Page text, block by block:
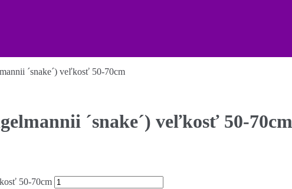
´snake´) veľkosť 50-70cm
´snake´) veľkosť 50-70cm
50-70cm